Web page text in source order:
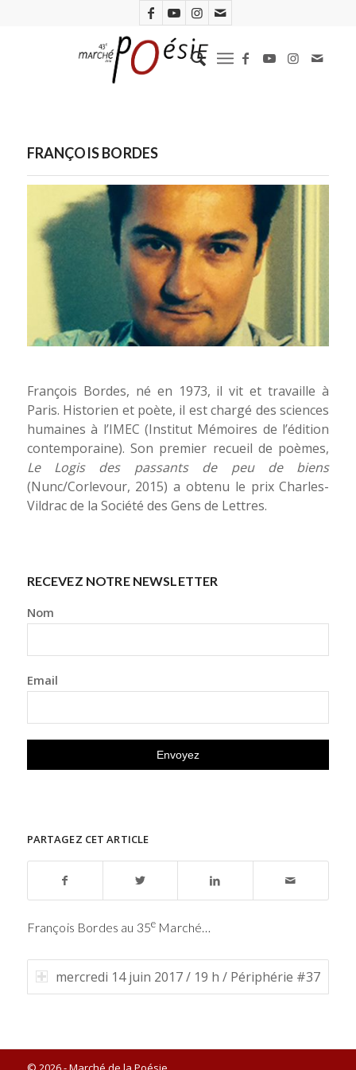
FRANÇOIS BORDES
François Bordes, né en 1973, il vit et travaille à
Paris. Historien et poète, il est chargé des sciences
humaines à l’IMEC (Institut Mémoires de l’édition
contemporaine). Son premier recueil de poèmes,
Le Logis des passants de peu de biens
(Nunc/Corlevour, 2015) a obtenu le prix Charles-
Vildrac de la Société des Gens de Lettres.
RECEVEZ NOTRE NEWSLETTER
Nom
Email
PARTAGEZ CET ARTICLE
François Bordes au 35e Marché…
mercredi 14 juin 2017 / 19 h / Périphérie #37